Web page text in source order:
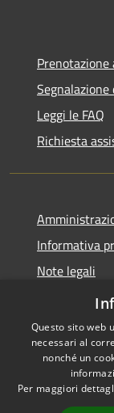
Leggi le FAQ
Richiesta
Informativa
Note legali
Accessibilità
Questo sito web
necessari al
nonché un
Per maggiori